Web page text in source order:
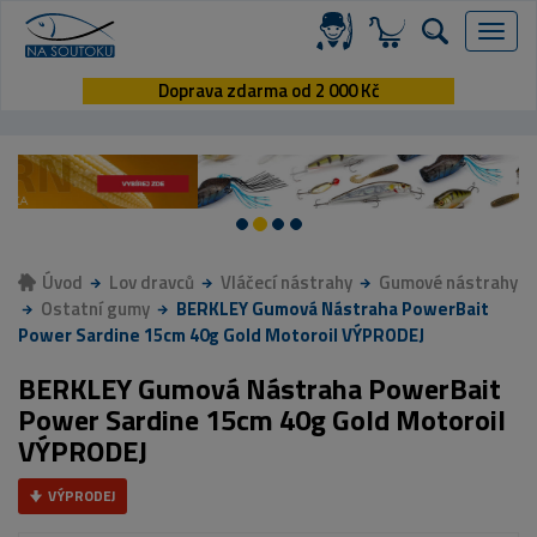
Menu
Doprava zdarma od 2 000 Kč
Úvod Lov dravců Vláčecí nástrahy
Gumové nástrahy
Ostatní gumy
BERKLEY Gumová Nástraha PowerBait
Power Sardine 15cm 40g Gold Motoroil VÝPRODEJ
BERKLEY Gumová Nástraha PowerBait
Power Sardine 15cm 40g Gold Motoroil
VÝPRODEJ
VÝPRODEJ